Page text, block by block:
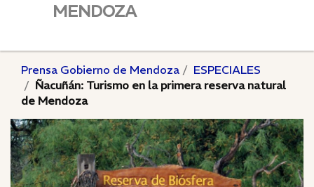
MENDOZA
Prensa Gobierno de Mendoza
ESPECIALES
Ñacuñán: Turismo en la primera reserva natural
de Mendoza